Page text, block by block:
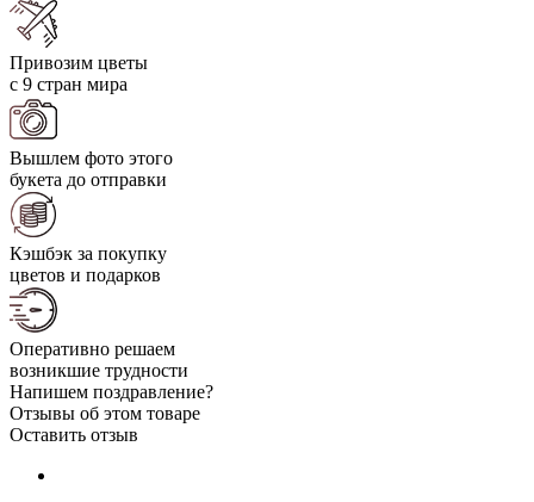
Привозим цветы
с 9 стран мира
Вышлем фото этого
букета до отправки
Кэшбэк за покупку
цветов и подарков
Оперативно решаем
возникшие трудности
Напишем поздравление?
Отзывы об этом товаре
Оставить отзыв